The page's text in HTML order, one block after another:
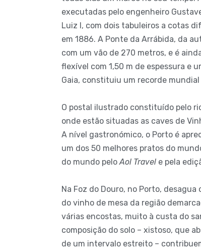
executadas pelo engenheiro
Luiz I, com dois tabuleiros a cotas
em 1886. A Ponte da Arrábida, da
com um vão de 270 metros, e é
flexível com 1,50 m de espessura e
Gaia, constituiu um recorde
O postal ilustrado constituído pelo
onde estão situadas as caves de
A nível gastronómico, o Porto é
um dos 50 melhores pratos do
do mundo peloAol Travel e pela
Na Foz do Douro, no Porto,
do vinho de mesa da região
várias encostas, muito à custa do
composição do solo – xistoso, que
de um intervalo estreito –